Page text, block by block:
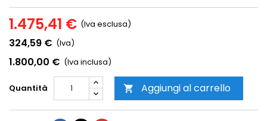
1.475,41 € (Iva esclusa)
324,59 € (Iva)
1.800,00 € (Iva inclusa)
Quantità  Aggiungi al carrello